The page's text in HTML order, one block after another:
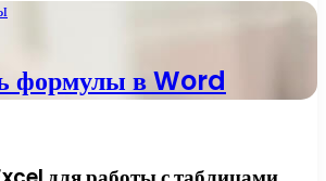
формулы в Word